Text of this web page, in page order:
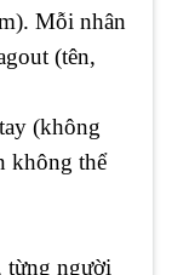
Mỗi nhân
(tên,
(không
không thể
từng người